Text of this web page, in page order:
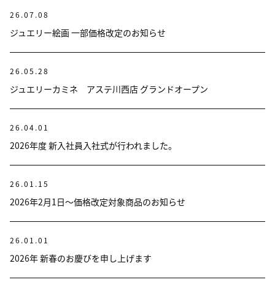
26.07.08
ジュエリー絵画 一部価格改定のお知らせ
26.05.28
ジュエリーカミネ アステ川西店 グランドオープン
26.04.01
2026年度 新入社員入社式が行われました。
26.01.15
2026年2月1日～価格改定対象商品のお知らせ
26.01.01
2026年 新春のお慶びを申し上げます